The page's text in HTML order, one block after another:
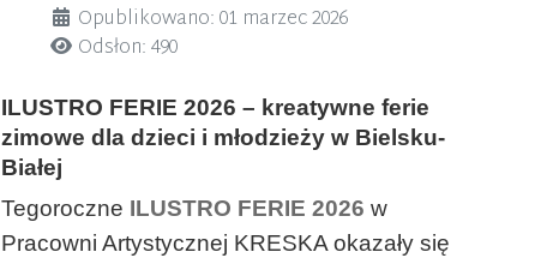
SzczegółyOpublikowano: 01 marzec 2026
Odsłon: 490
ILUSTRO FERIE 2026 – kreatywne ferie
zimowe dla dzieci i młodzieży w Bielsku-
Białej
Tegoroczne ILUSTRO FERIE 2026 w
Pracowni Artystycznej KRESKA okazały się